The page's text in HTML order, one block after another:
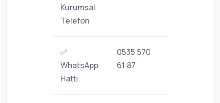
Kurumsal
Telefon
✅
WhatsApp
Hattı
0535 570
61 87